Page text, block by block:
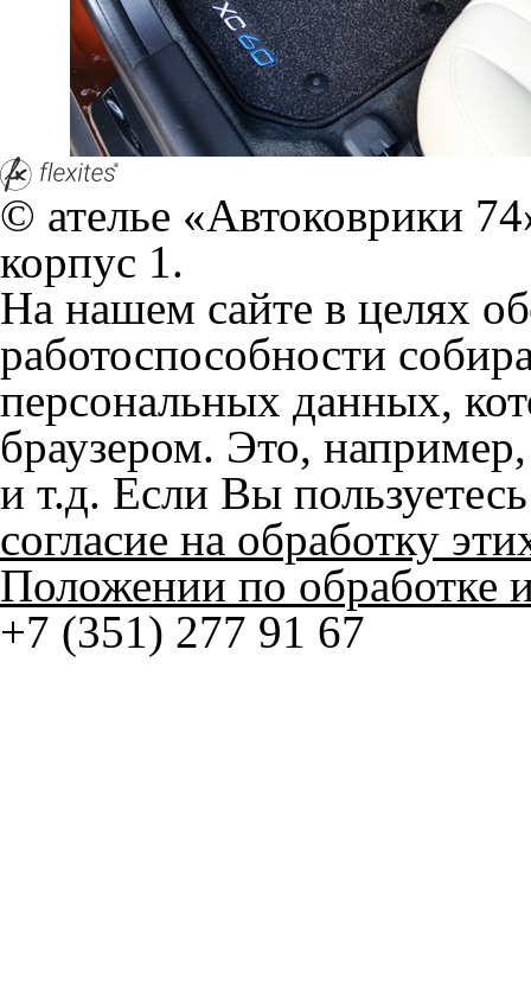
На нашем сайте в целях
работоспособности
персональных данных,
браузером. Это,
и т.д. Если Вы
согласие на обработку
Положении по обработке
+7 (351) 277 91 67